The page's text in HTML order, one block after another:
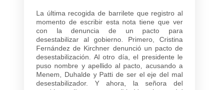
La última recogida de barrilete que registro al
momento de escribir esta nota tiene que ver
con la denuncia de un pacto para
desestabilizar al gobierno. Primero, Cristina
Fernández de Kirchner denunció un pacto de
desestabilización. Al otro día, el presidente le
puso nombre y apellido al pacto, acusando a
Menem, Duhalde y Patti de ser el eje del mal
desestabilizador. Y ahora, la señora del